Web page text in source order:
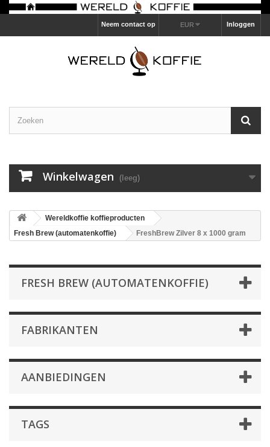
Inloggen
EUR
Neem contact op
Winkelwagen (leeg)
Wereldkoffie koffieproducten
Fresh Brew (automatenkoffie)
FreshBrew Zilver 8 x 1000 gram
FRESH BREW (AUTOMATENKOFFIE)
FABRIKANTEN
AANBIEDINGEN
TAGS